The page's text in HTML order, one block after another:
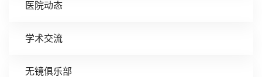
医院动态
学术交流
无镜俱乐部